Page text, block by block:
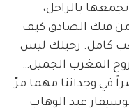
بالراحل،
من فنك الصادق كيف
كامل. رحيلك ليس
المغرب الجميل…
في وجداننا مهما مرّ
عبد الوهاب